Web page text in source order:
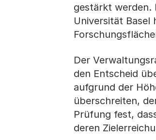
gestärkt werden.
Universität
Der
den Entscheid
aufgrund der
überschreiten,
Prüfung fest,
deren